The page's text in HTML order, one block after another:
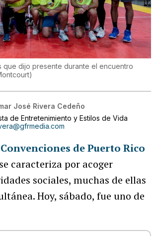
que dijo presente durante el encuentro
)
José Rivera Cedeño
de Entretenimiento y Estilos de Vida
de Puerto Rico
se caracteriza por acoger
sociales, muchas de ellas
Hoy, sábado, fue uno de